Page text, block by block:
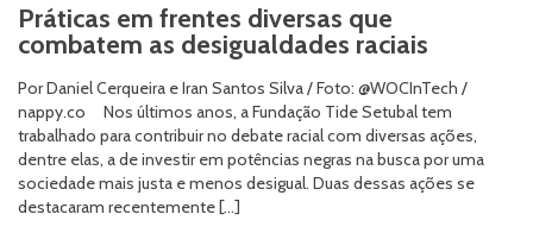
Práticas em frentes diversas que
combatem as desigualdades raciais
Por Daniel Cerqueira e Iran Santos Silva / Foto: @WOCInTech /
nappy.co Nos últimos anos, a Fundação Tide Setubal tem
trabalhado para contribuir no debate racial com diversas ações,
dentre elas, a de investir em potências negras na busca por uma
sociedade mais justa e menos desigual. Duas dessas ações se
destacaram recentemente […]